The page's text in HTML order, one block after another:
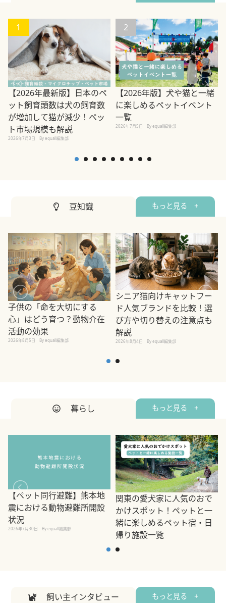
1
【2026年最新版】日本のペ
ット飼育頭数は犬の飼育数
が増加して猫が減少！ペッ
ト市場規模も解説
2026年7月3日 By equall編集部
2
【2026年版】犬や猫と一緒
に楽しめるペットイベント
一覧
2026年7月5日 By equall編集部
豆知識 もっと見る +
子供の「命を大切にする
心」はどう育つ？動物介在
活動の効果
2026年8月5日 By equall編集部
シニア猫向けキャットフー
ド人気ブランドを比較！選
び方や切り替えの注意点も
解説
2026年8月4日 By equall編集部
暮らし もっと見る +
【ペット同行避難】熊本地
震における動物避難所開設
状況
2026年7月30日 By equall編集部
関東の愛犬家に人気のおで
かけスポット！ペットと一
緒に楽しめるペット宿・日
帰り施設一覧
飼い主インタビュー もっと見る +